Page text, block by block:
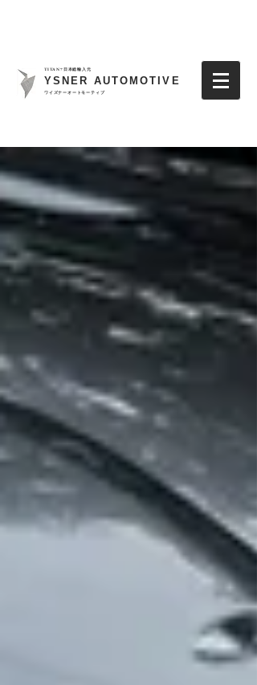
TITAN7日本総輸入元
YSNER AUTOMOTIVE
​ワイズナーオートモーティブ